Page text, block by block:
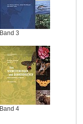
Band 3
Band 4